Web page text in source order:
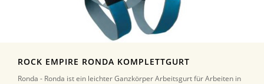
ROCK EMPIRE RONDA KOMPLETTGURT
Ronda - Ronda ist ein leichter Ganzkörper Arbeitsgurt für Arbeiten in